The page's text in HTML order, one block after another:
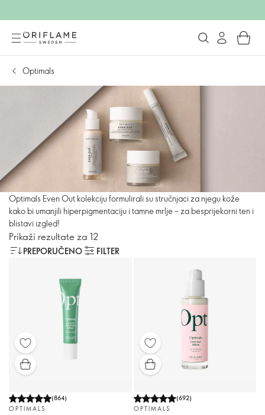
Optimals
Optimals Even Out kolekciju formulirali su stručnjaci za njegu kože
kako bi umanjili hiperpigmentaciju i tamne mrlje – za besprijekorni ten i
blistavi izgled!
Prikaži rezultate za 12
PREPORUČENO FILTER
(864)
OPTIMALS
(692)
OPTIMALS